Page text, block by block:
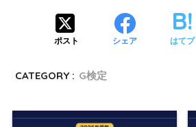
ポスト シェア はてブ
CATEGORY : G検定